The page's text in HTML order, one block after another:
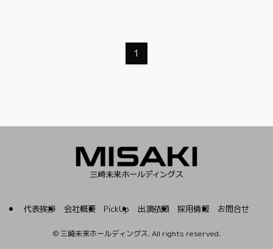
1
代表挨拶 会社概要 PickUp 出演依頼 採用情報 お問合せ
©三崎未来ホールディングス. All rights reserved.